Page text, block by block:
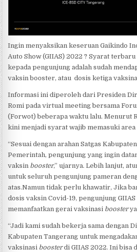
Ingin menyaksikan keseruan Gaikindo
Auto Show (GIIAS) 2022 ? Syarat
kepada pengunjung adalah sudah
vaksin booster, atau dosis ketiga
Informasi ini diperoleh dari Presiden
Romi pada virtual meeting bersama
(Forwot) beberapa waktu lalu. Menurut
kini menjadi syarat wajib memasuki area
“Sesuai dengan arahan Satgas
Pemerintah, pengunjung yang ingin
vaksin booster,” ujarnya. Lebih lanjut,
untuk seluruh pengunjung pameran
atas.Namun tidak perlu khawatir, Jika
dosis vaksin Covid-19, pengunjung
memanfaatkan gerai vaksinasi booster
“Jadi kami sudah bekerja sama dengan
Kabupaten Tangerang untuk
vaksinasi boosterdi GIIAS 2022. Ini bisa